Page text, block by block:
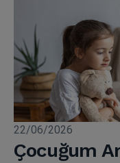
22/06/2026
Çocuğum